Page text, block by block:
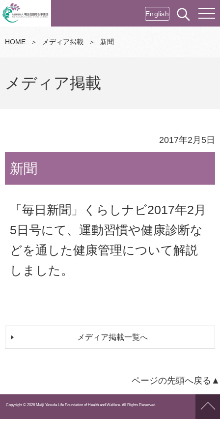
English
HOME ＞ メディア掲載 ＞ 新聞
メディア掲載
2017年2月5日
新聞
「毎日新聞」くらしナビ2017年2月
5日号にて、運動習慣や健康診断な
どを通した健康管理について解説
しました。
メディア掲載一覧へ
ページの先頭へ戻る▲
ペー
Copyright © 2026 Meiji Yasuda Life Foundation of Health and Welfare. All Rights Reserved.